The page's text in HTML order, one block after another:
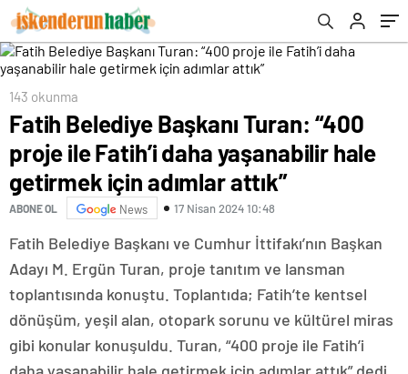
143 okunma
Fatih Belediye Başkanı Turan: “400
proje ile Fatih’i daha yaşanabilir hale
getirmek için adımlar attık”
ABONE OL News 17 Nisan 2024 10:48
Fatih Belediye Başkanı ve Cumhur İttifakı’nın Başkan
Adayı M. Ergün Turan, proje tanıtım ve lansman
toplantısında konuştu. Toplantıda; Fatih’te kentsel
dönüşüm, yeşil alan, otopark sorunu ve kültürel miras
gibi konular konuşuldu. Turan, “400 proje ile Fatih’i